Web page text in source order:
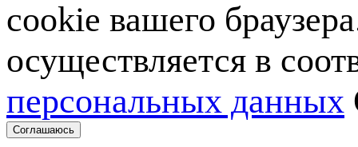
cookie вашего
осуществляется в
персональных данных
Соглашаюсь